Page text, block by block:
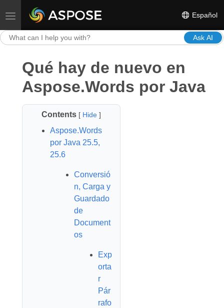
Toggle navigation Español
Ask AI
Qué hay de nuevo en
Aspose.Words por Java
Contents [ Hide]
Aspose.Words
por Java 25.5,
25.6
Conversió
n, Carga y
Guardado
de
Document
os
Exp
orta
r
Pár
rafo